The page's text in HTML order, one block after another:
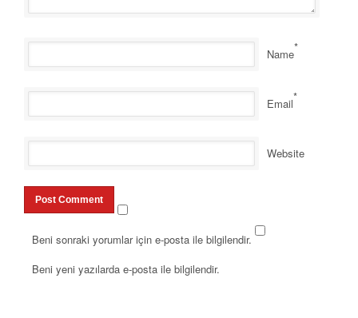
Name*
Email*
Website
Beni sonraki yorumlar için e-posta ile bilgilendir.
Beni yeni yazılarda e-posta ile bilgilendir.